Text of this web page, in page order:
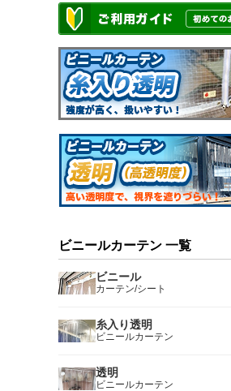
ビニールカーテン 一覧
ビニール
カーテン/シート
糸入り透明
ビニールカーテン
透明
ビニールカーテン